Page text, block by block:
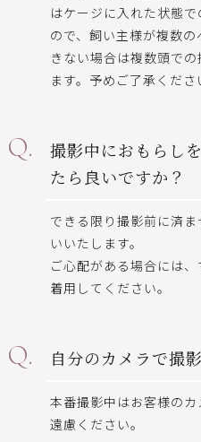
はケージに入れた状態
ので、飼い主様が複数
きない場合は複数頭で
ます。予めご了承くださ
撮影中におもらし
たら良いですか？
できる限り撮影前に済
いいたします。
ご心配がある場合には
着用してください。
自分のカメラで撮
本番撮影中はお客様の
遠慮ください。